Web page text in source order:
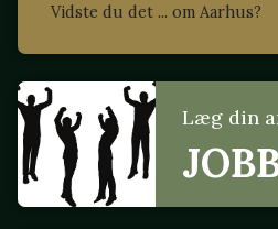
Vidste du det ... om Aarhus?
Læg din